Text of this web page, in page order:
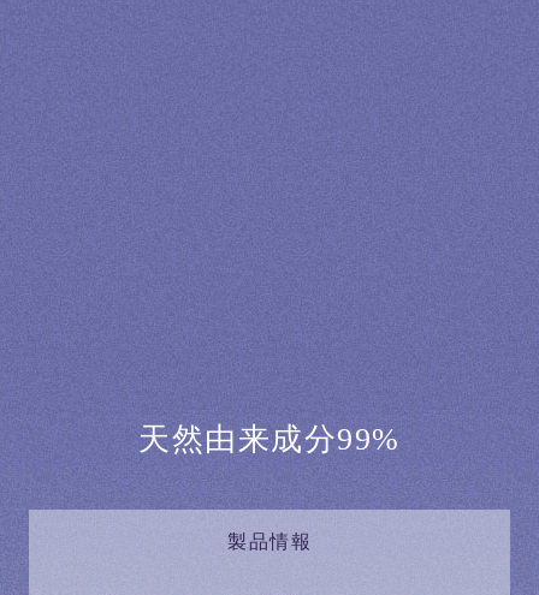
天然由来成分99%
製品情報